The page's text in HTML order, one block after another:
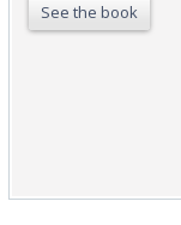
See the book